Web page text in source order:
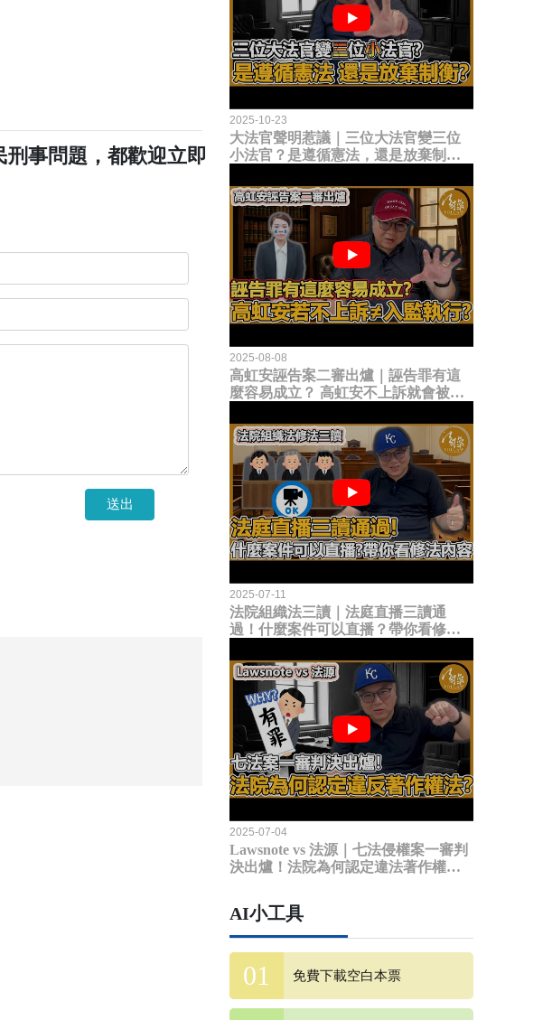
刑事問題，都歡迎立即
送出
2025-10-23
大法官聲明惹議｜三位大法官變三位
小法官？是遵循憲法，還是放棄制衡
2025-08-08
高虹安誣告案二審出爐｜誣告罪有這
麼容易成立？ 高虹安不上訴就會被
2025-07-11
法院組織法三讀｜法庭直播三讀通
過！什麼案件可以直播？帶你看修法
2025-07-04
Lawsnote vs 法源｜七法侵權案一審判
決出爐！法院為何認定違法著作權
AI小工具
免費下載空白本票